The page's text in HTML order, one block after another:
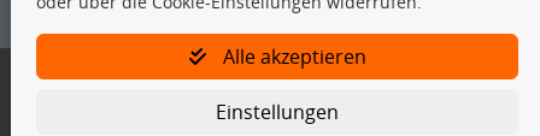
Bitte prüfen Sie, ob das über unseren Onlineshop identifizierte Ersatzteil
Gegebenenfalls sind ergänzende Informationen notwendig, um
Alle akzeptieren
Einstellungen